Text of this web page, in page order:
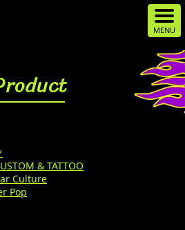
& TATTOO
Culture
Pop